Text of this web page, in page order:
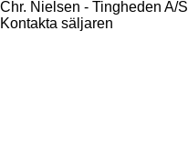
Chr. Nielsen - Tingheden A/S
Kontakta säljaren